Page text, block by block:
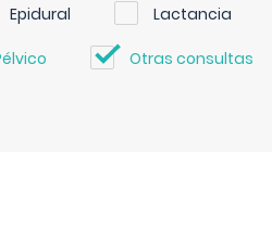
Epidural Lactancia
Otras consultas